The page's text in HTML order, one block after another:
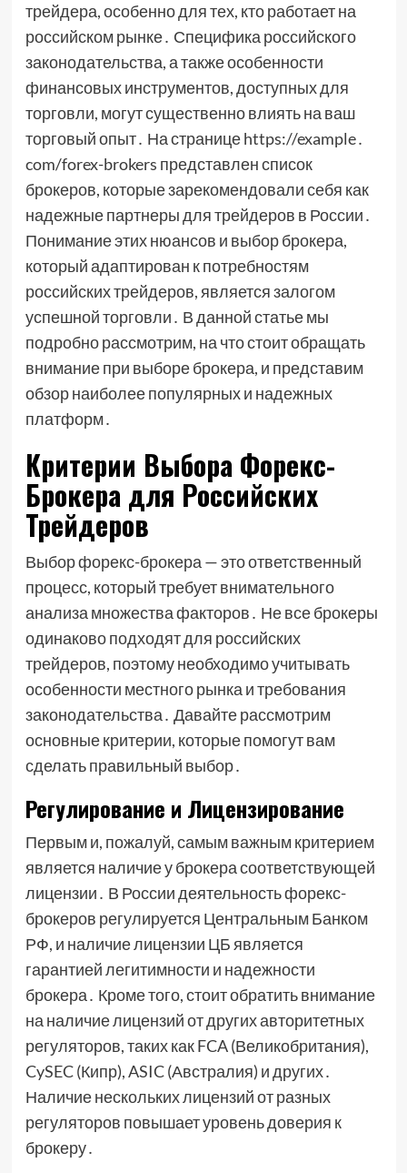
трейдера, особенно для тех, кто работает на
российском рынке․ Специфика российского
законодательства, а также особенности
финансовых инструментов, доступных для
торговли, могут существенно влиять на ваш
торговый опыт․ На странице https://example․
com/forex-brokers представлен список
брокеров, которые зарекомендовали себя как
надежные партнеры для трейдеров в России․
Понимание этих нюансов и выбор брокера,
который адаптирован к потребностям
российских трейдеров, является залогом
успешной торговли․ В данной статье мы
подробно рассмотрим, на что стоит обращать
внимание при выборе брокера, и представим
обзор наиболее популярных и надежных
платформ․
Критерии Выбора Форекс-
Брокера для Российских
Трейдеров
Выбор форекс-брокера — это ответственный
процесс, который требует внимательного
анализа множества факторов․ Не все брокеры
одинаково подходят для российских
трейдеров, поэтому необходимо учитывать
особенности местного рынка и требования
законодательства․ Давайте рассмотрим
основные критерии, которые помогут вам
сделать правильный выбор․
Регулирование и Лицензирование
Первым и, пожалуй, самым важным критерием
является наличие у брокера соответствующей
лицензии․ В России деятельность форекс-
брокеров регулируется Центральным Банком
РФ, и наличие лицензии ЦБ является
гарантией легитимности и надежности
брокера․ Кроме того, стоит обратить внимание
на наличие лицензий от других авторитетных
регуляторов, таких как FCA (Великобритания),
CySEC (Кипр), ASIC (Австралия) и других․
Наличие нескольких лицензий от разных
регуляторов повышает уровень доверия к
брокеру․